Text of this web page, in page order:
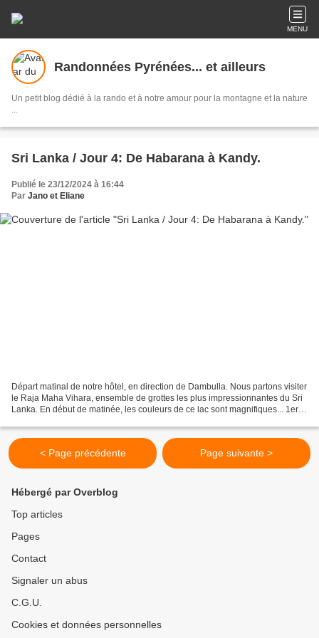
MENU
Randonnées Pyrénées... et ailleurs
Un petit blog dédié à la rando et à notre amour pour la montagne et la nature
...
Sri Lanka / Jour 4: De Habarana à Kandy.
Publié le 23/12/2024 à 16:44
Par Jano et Eliane
Départ matinal de notre hôtel, en direction de Dambulla. Nous partons visiter
le Raja Maha Vihara, ensemble de grottes les plus impressionnantes du Sri
Lanka. En début de matinée, les couleurs de ce lac sont magnifiques... 1er
< Page précédente Page suivante >
Hébergé par Overblog
Top articles
Pages
Contact
Signaler un abus
C.G.U.
Cookies et données personnelles